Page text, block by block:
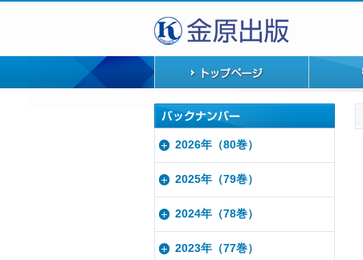
2026年（80巻）
2025年（79巻）
2024年（78巻）
2023年（77巻）